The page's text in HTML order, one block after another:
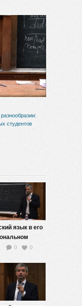
студентов
язык в его
— 12
0 0